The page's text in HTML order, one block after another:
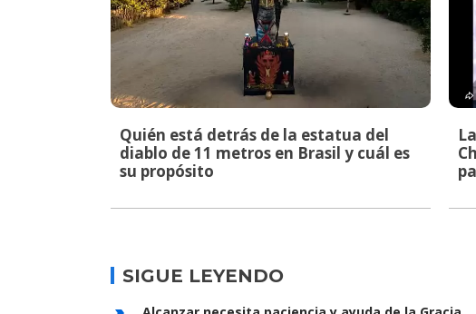
Quién está detrás de la estatua del
diablo de 11 metros en Brasil y cuál es
su propósito
SIGUE LEYENDO